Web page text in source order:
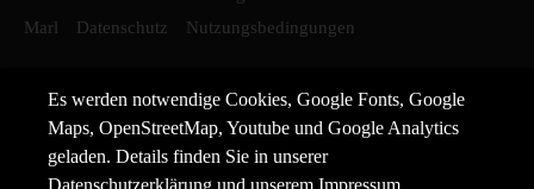
Marl
Datenschutz Nutzungsbedingungen
Es werden notwendige Cookies, Google Fonts, Google
Maps, OpenStreetMap, Youtube und Google Analytics
geladen. Details finden Sie in unserer
Datenschutzerklärung und unseremImpressum